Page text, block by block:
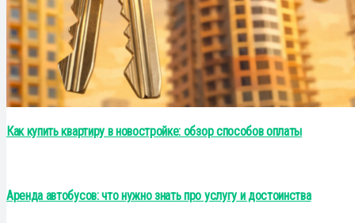
Как купить квартиру в новостройке: обзор способов оплаты
Аренда автобусов: что нужно знать про услугу и достоинства